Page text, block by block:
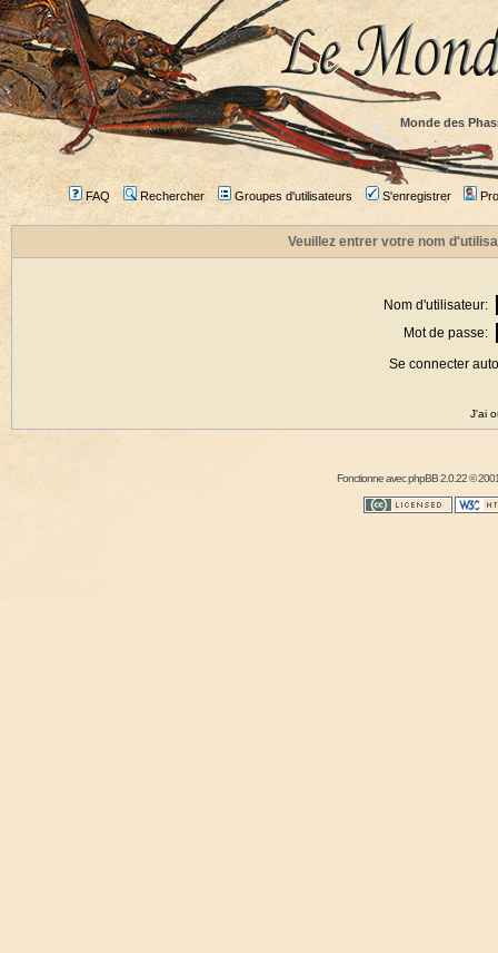
Monde des
FAQ Rechercher Groupes d'utilisateurs S'enregistrer
Veuillez entrer votre nom
Nom d'utilisateur:
Mot de passe:
Se connecter
J'ai
Fonctionne avecphpBB2.0.22 ©